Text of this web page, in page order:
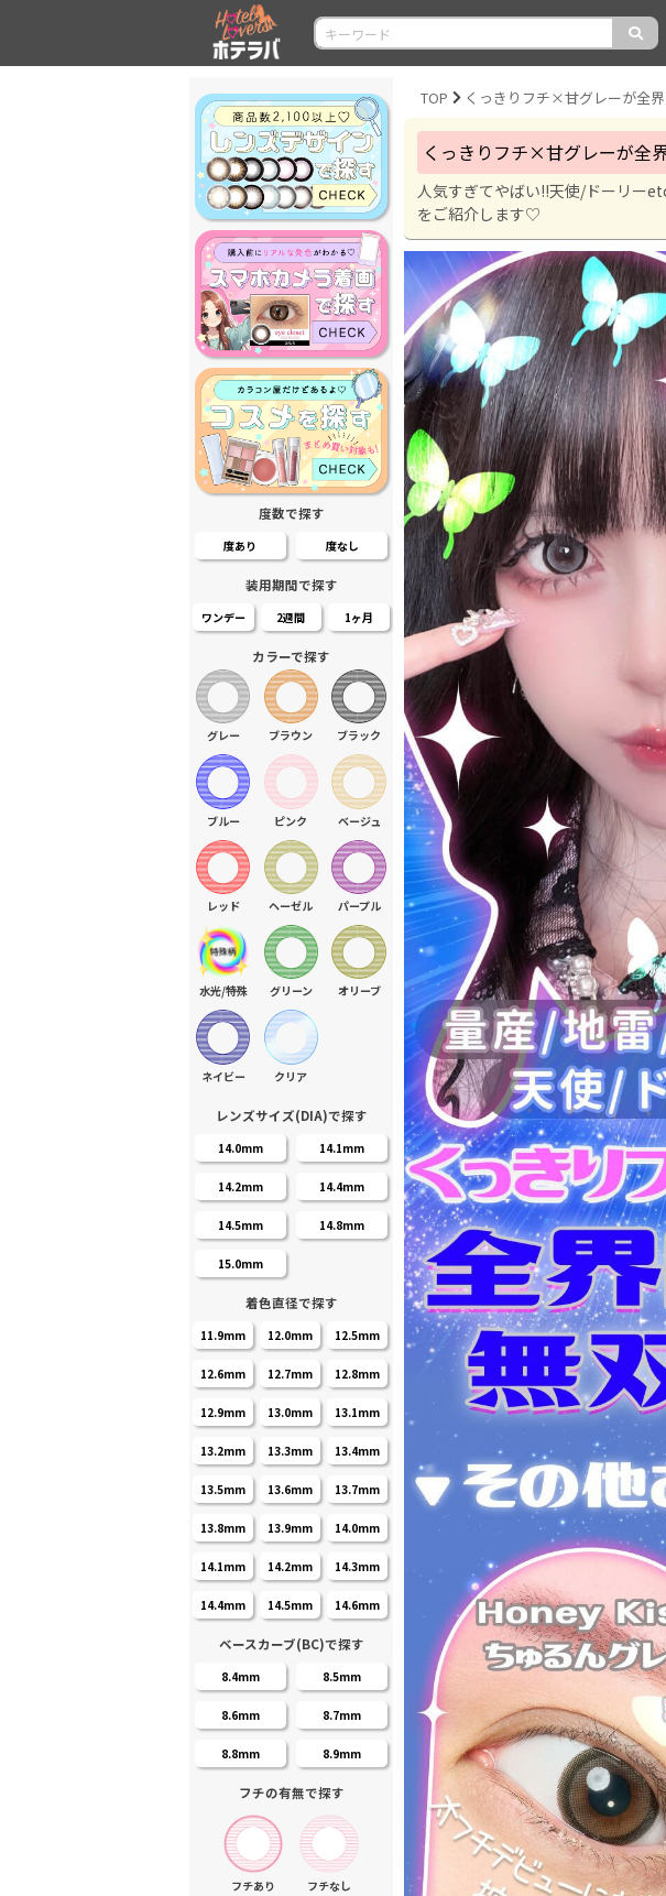
度数で探す
度あり 度なし
装用期間で探す
ワンデー 2週間 1ヶ月
カラーで探す
グレー ブラウン ブラック
ブルー ピンク ベージュ
レッド ヘーゼル パープル
水光/特殊 グリーン オリーブ
ネイビー クリア
レンズサイズ(DIA)で探す
14.0mm 14.1mm
14.2mm 14.4mm
14.5mm 14.8mm
15.0mm
着色直径で探す
11.9mm 12.0mm 12.5mm
12.6mm 12.7mm 12.8mm
12.9mm 13.0mm 13.1mm
13.2mm 13.3mm 13.4mm
13.5mm 13.6mm 13.7mm
13.8mm 13.9mm 14.0mm
14.1mm 14.2mm 14.3mm
14.4mm 14.5mm 14.6mm
ベースカーブ(BC)で探す
8.4mm 8.5mm
8.6mm 8.7mm
8.8mm 8.9mm
フチの有無で探す
フチあり フチなし
TOP くっきりフチ×甘グレーが全
くっきりフチ×甘グレーが全
人気すぎてやばい!!天使/ドーリー
をご紹介します♡